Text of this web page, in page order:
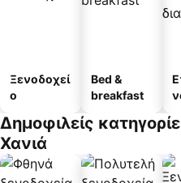
Ξενοδοχεί
ο
Bed &
breakfast
α
Δημοφιλείς
Χανιά